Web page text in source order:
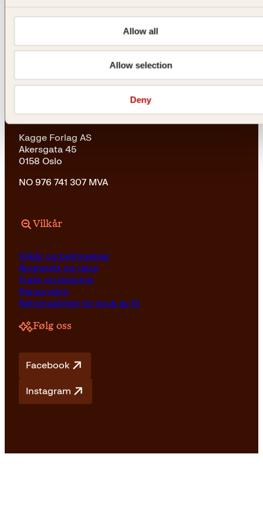
Allow all
Allow selection
Deny
Vil du sende inn et manuskript?
Generelle henvendelser
Kagge Forlag AS
Akersgata 45
0158 Oslo
NO 976 741 307 MVA
Vilkår
Vilkår og betingelser
Angrerett og retur
Frakt og levering
Personvern
Retningslinjer for bruk av KI
Følg oss
Facebook
Instagram